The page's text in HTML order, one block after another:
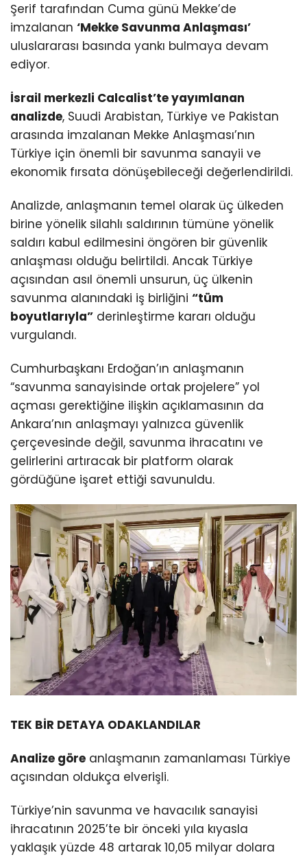
Şerif tarafından Cuma günü Mekke’de
imzalanan ‘Mekke Savunma Anlaşması’
uluslararası basında yankı bulmaya devam
ediyor.
İsrail merkezli Calcalist’te yayımlanan
analizde, Suudi Arabistan, Türkiye ve Pakistan
arasında imzalanan Mekke Anlaşması’nın
Türkiye için önemli bir savunma sanayii ve
ekonomik fırsata dönüşebileceği değerlendirildi.
Analizde, anlaşmanın temel olarak üç ülkeden
birine yönelik silahlı saldırının tümüne yönelik
saldırı kabul edilmesini öngören bir güvenlik
anlaşması olduğu belirtildi. Ancak Türkiye
açısından asıl önemli unsurun, üç ülkenin
savunma alanındaki iş birliğini “tüm
boyutlarıyla” derinleştirme kararı olduğu
vurgulandı.
Cumhurbaşkanı Erdoğan’ın anlaşmanın
“savunma sanayisinde ortak projelere” yol
açması gerektiğine ilişkin açıklamasının da
Ankara’nın anlaşmayı yalnızca güvenlik
çerçevesinde değil, savunma ihracatını ve
gelirlerini artıracak bir platform olarak
gördüğüne işaret ettiği savunuldu.
TEK BİR DETAYA ODAKLANDILAR
Analize göre anlaşmanın zamanlaması Türkiye
açısından oldukça elverişli.
Türkiye’nin savunma ve havacılık sanayisi
ihracatının 2025’te bir önceki yıla kıyasla
yaklaşık yüzde 48 artarak 10,05 milyar dolara